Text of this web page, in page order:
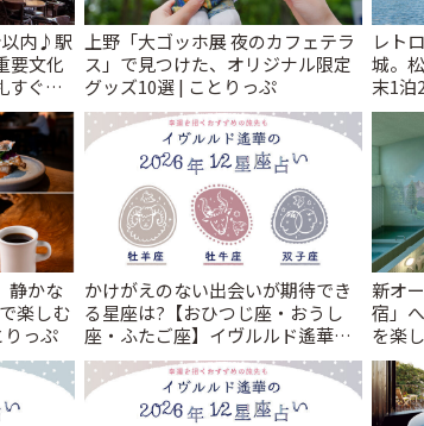
以内♪駅
要文化
すぐの
ぷ
上野「大ゴッホ展 夜のカフェテラ
ス」で見つけた、オリジナル限定
グッズ10選 | ことりっぷ
レト
城。
末1泊
静かな
楽しむ
りっぷ
かけがえのない出会いが期待でき
る星座は?【おひつじ座・おうし
座・ふたご座】イヴルルド遙華
2026年の幕開け~New Year~ | こと
りっぷ
新オ
宿」
を楽
とりっ